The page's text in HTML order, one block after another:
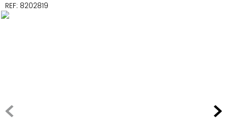
REF: 8202819
Silla